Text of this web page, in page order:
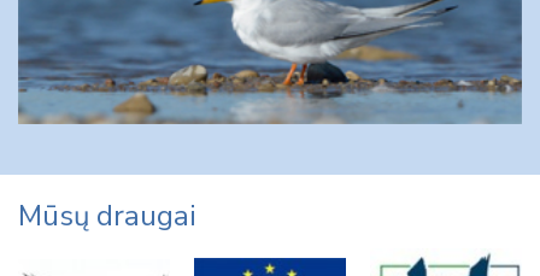
Mūsų draugai